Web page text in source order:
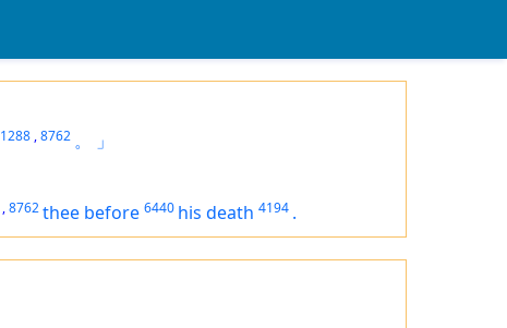
1288 ,8762 。
」
,8762thee before 6440 his death 4194 .